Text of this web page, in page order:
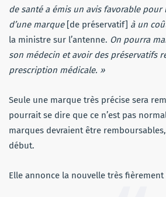
de santé a émis un avis favorable
d’une marque [de préservatif] à un
la ministre sur l’antenne. On pourra
son médecin et avoir des préservatifs
prescription médicale. »
Seule une marque très précise sera
pourrait se dire que ce n’est pas
marques devraient être
début.
Elle annonce la nouvelle très